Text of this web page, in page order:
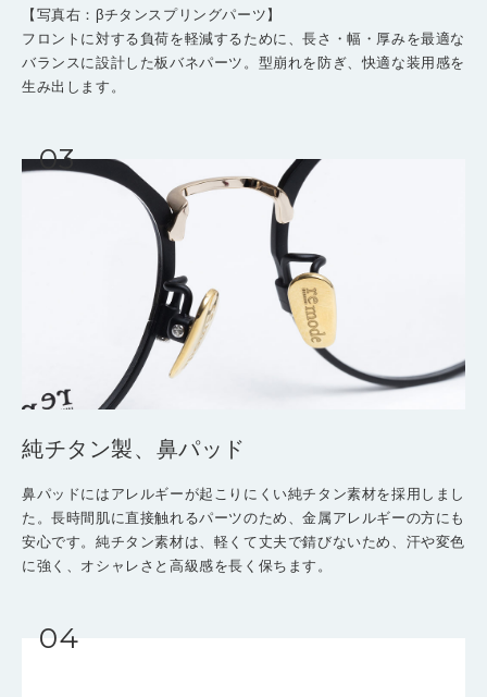
【写真右：βチタンスプリングパーツ】
フロントに対する負荷を軽減するために、長さ・幅・厚みを最適な
バランスに設計した板バネパーツ。型崩れを防ぎ、快適な装用感を
生み出します。
純チタン製、鼻パッド
鼻パッドにはアレルギーが起こりにくい純チタン素材を採用しまし
た。長時間肌に直接触れるパーツのため、金属アレルギーの方にも
安心です。純チタン素材は、軽くて丈夫で錆びないため、汗や変色
に強く、オシャレさと高級感を長く保ちます。